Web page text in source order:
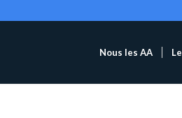
Nous les AA